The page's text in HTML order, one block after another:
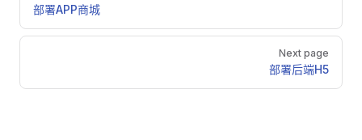
部署APP商城
Next page
部署后端H5